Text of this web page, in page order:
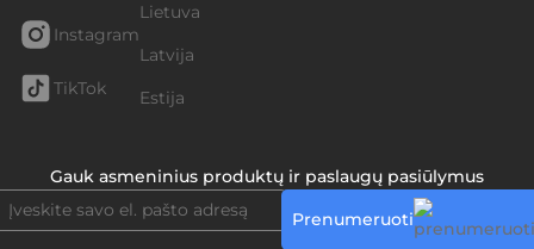
Instagram
TikTok
Lietuva
Latvija
Estija
Gauk asmeninius produktų ir paslaugų pasiūlymus
Prenumeruoti